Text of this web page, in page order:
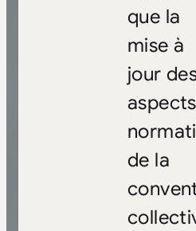
que la
mise à
jour
aspects
de la